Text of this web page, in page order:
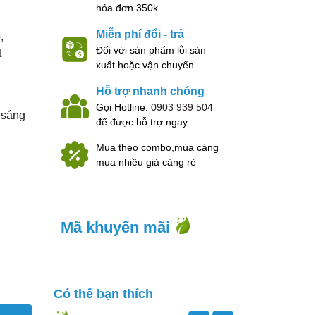
hóa đơn 350k
Miễn phí đổi - trả
Đối với sản phẩm lỗi sản
xuất hoặc vận chuyển
Hỗ trợ nhanh chóng
Gọi Hotline: 0903 939 504
để được hỗ trợ ngay
Mua theo combo,mùa càng
mua nhiều giá càng rẻ
Mã khuyến mãi
Có thể bạn thích